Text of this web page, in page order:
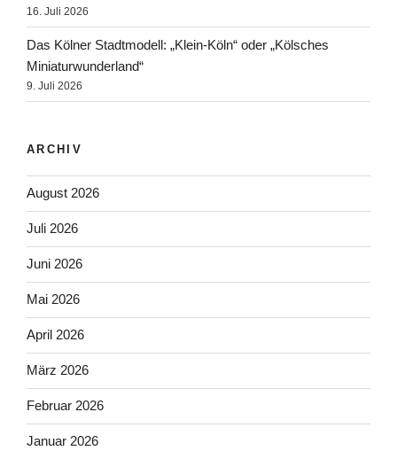
16. Juli 2026
Das Kölner Stadtmodell: „Klein-Köln“ oder „Kölsches
Miniaturwunderland“
9. Juli 2026
ARCHIV
August 2026
Juli 2026
Juni 2026
Mai 2026
April 2026
März 2026
Februar 2026
Januar 2026